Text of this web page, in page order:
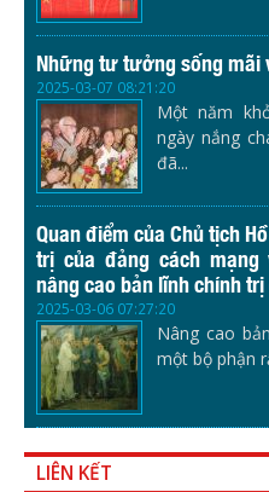
Những tư tưởng sống mãi
2025-03-07 08:21:20
Một năm
ngày nắng
đã...
Quan điểm của Chủ tịch
trị của đảng cách
nâng cao bản lĩnh chính
2025-03-06 07:27:20
Nâng cao
một bộ phận
LIÊN KẾT